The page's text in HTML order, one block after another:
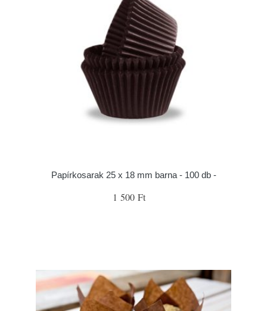
Papírkosarak 25 x 18 mm barna - 100 db -
1 500 Ft